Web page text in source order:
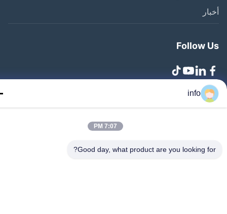
Follow
info
7:07 PM
Good day, what product are you looking